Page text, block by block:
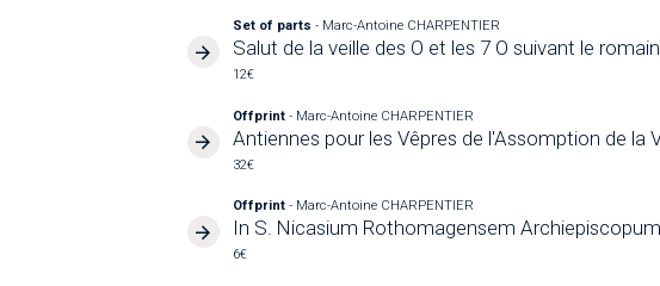
Set of parts- Marc-Antoine CHARPENTIER
Salut de la veille des O et les 7 O suivant le
12€
Offprint- Marc-Antoine CHARPENTIER
Antiennes pour les Vêpres de l'Assomption de la
32€
Offprint- Marc-Antoine CHARPENTIER
In S. Nicasium Rothomagensem
6€